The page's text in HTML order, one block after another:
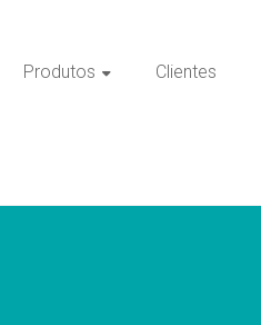
Produtos Clientes